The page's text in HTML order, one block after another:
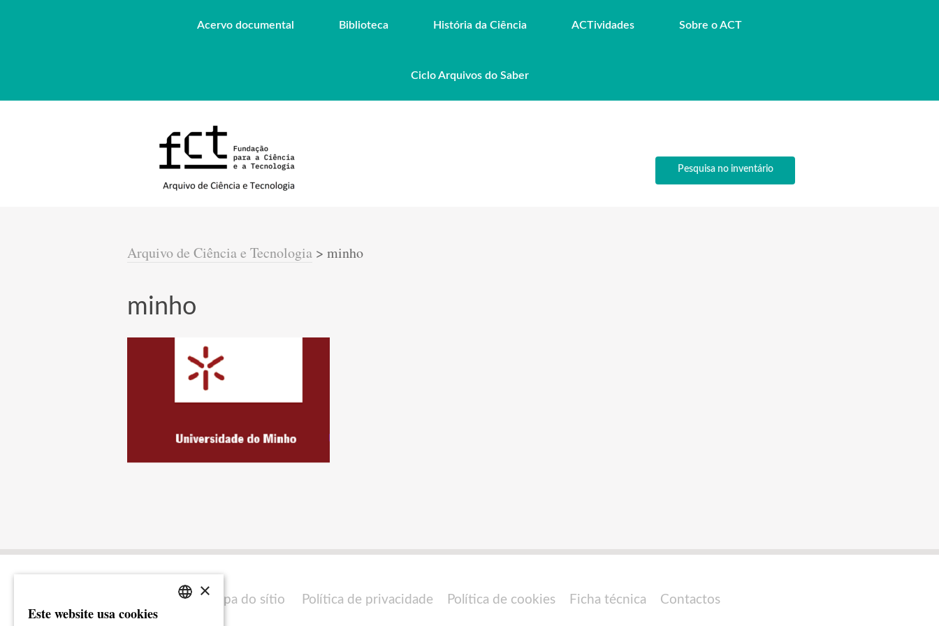
Acervo documental Biblioteca História da Ciência ACTividades Sobre o ACT
Ciclo Arquivos do Saber
Pesquisa no inventário
Arquivo de Ciência e Tecnologia > minho
minho
Mapa do sítio Política de privacidade Política de cookies Ficha técnica Contactos
×
Este website usa cookies